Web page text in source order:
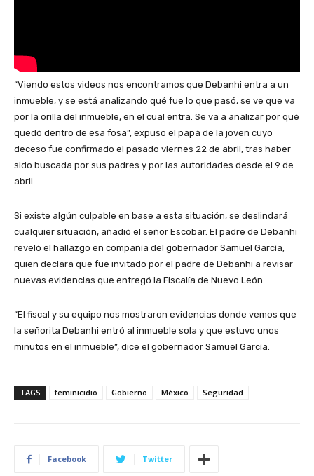
“Viendo estos videos nos encontramos que Debanhi entra a un
inmueble, y se está analizando qué fue lo que pasó, se ve que va
por la orilla del inmueble, en el cual entra. Se va a analizar por qué
quedó dentro de esa fosa”, expuso el papá de la joven cuyo
deceso fue confirmado el pasado viernes 22 de abril, tras haber
sido buscada por sus padres y por las autoridades desde el 9 de
abril.
Si existe algún culpable en base a esta situación, se deslindará
cualquier situación, añadió el señor Escobar. El padre de Debanhi
reveló el hallazgo en compañía del gobernador Samuel García,
quien declara que fue invitado por el padre de Debanhi a revisar
nuevas evidencias que entregó la Fiscalía de Nuevo León.
“El fiscal y su equipo nos mostraron evidencias donde vemos que
la señorita Debanhi entró al inmueble sola y que estuvo unos
minutos en el inmueble”, dice el gobernador Samuel García.
TAGS feminicidio Gobierno México Seguridad
Facebook Twitter